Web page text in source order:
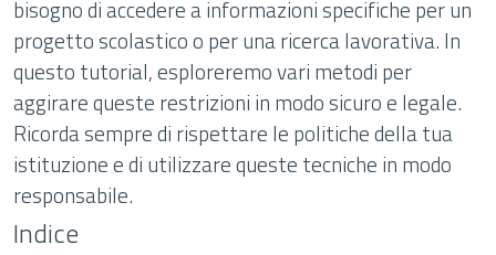
bisogno di accedere a informazioni specifiche per un
progetto scolastico o per una ricerca lavorativa. In
questo tutorial, esploreremo vari metodi per
aggirare queste restrizioni in modo sicuro e legale.
Ricorda sempre di rispettare le politiche della tua
istituzione e di utilizzare queste tecniche in modo
responsabile.
Indice